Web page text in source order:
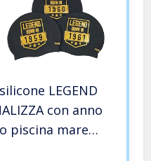
LEGEND
con anno
piscina mare